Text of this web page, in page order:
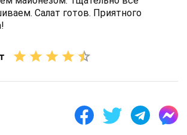
Салат готов. Приятного